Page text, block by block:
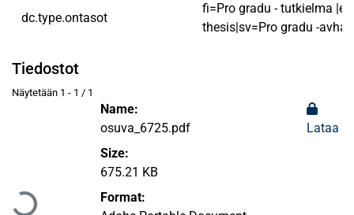
dc.type.ontasot
fi=Pro gradu - tutkielma
thesis|sv=Pro gradu -
Tiedostot
Näytetään 1 - 1 / 1
Ladataan...
Name:
osuva_6725.pdf
Size:
675.21 KB
Format:
Lataa